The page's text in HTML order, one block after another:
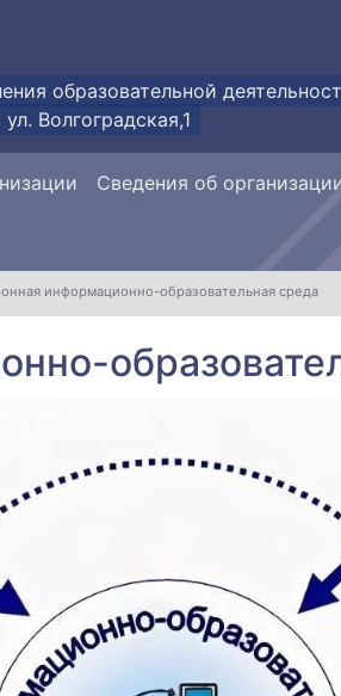
образовательной
Волгоградская,1
Сведения об
информационно-образовательная среда